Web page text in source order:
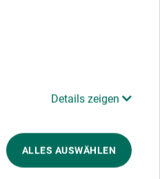
Details zeigen
ALLES AUSWÄHLEN